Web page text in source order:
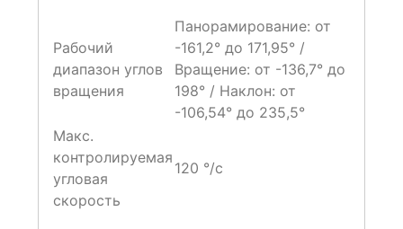
Рабочий
диапазон углов
вращения
Панорамирование: от
-161,2° до 171,95° /
Вращение: от -136,7° до
198° / Наклон: от
-106,54° до 235,5°
Макс.
контролируемая
угловая
скорость
120 °/с